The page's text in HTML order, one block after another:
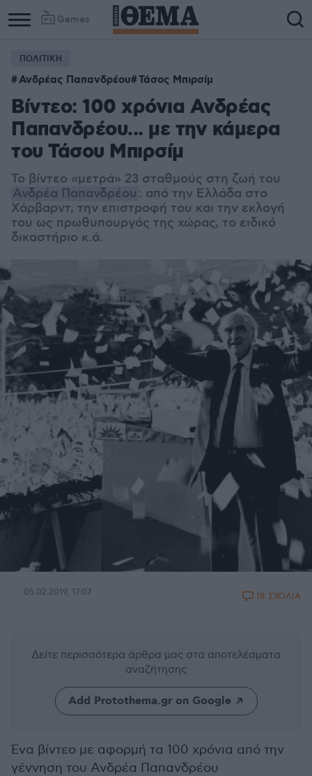
Games
ΠΟΛΙΤΙΚΗ
Ανδρέας Παπανδρέου Τάσος Μπιρσίμ
Βίντεο: 100 χρόνια Ανδρέας
Παπανδρέου... με την κάμερα
του Τάσου Μπιρσίμ
Το βίντεο «μετρά» 23 σταθμούς στη ζωή του
Ανδρέα Παπανδρέου : από την Ελλάδα στο
Χάρβαρντ, την επιστροφή του και την εκλογή
του ως πρωθυπουργός της χώρας, το ειδικό
δικαστήριο κ.ά.
05.02.2019, 17:07 18 ΣΧΟΛΙΑ
Δείτε περισσότερα άρθρα μας στα αποτελέσματα
αναζήτησης
Add Protothema.gr on Google
Ένα βίντεο με αφορμή τα 100 χρόνια από την
γέννηση του Ανδρέα Παπανδρέου